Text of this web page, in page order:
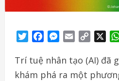
TwitterFacebookMessenger
Email
Copy
Trí tuệ nhân tạo (AI) đã
khám phá ra một